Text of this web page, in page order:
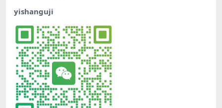
yishanguji